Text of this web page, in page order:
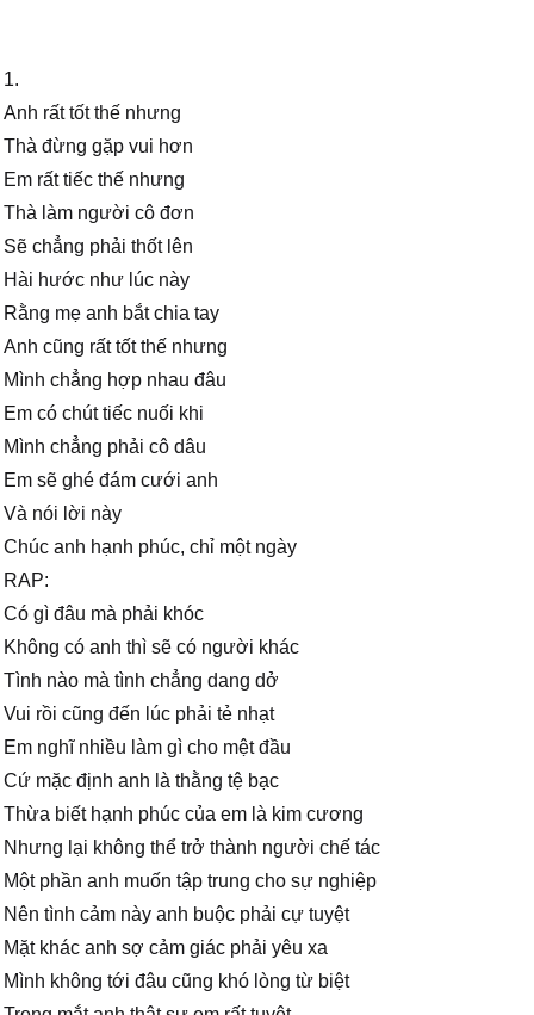
1.
Anh rất tốt thế nhưng
Thà đừng gặp vui hơn
Em rất tiếc thế nhưng
Thà làm người cô đơn
Sẽ chẳng phải thốt lên
Hài hước như lúc này
Rằng mẹ anh bắt chia tay
Anh cũng rất tốt thế nhưng
Mình chẳng hợp nhau đâu
Em có chút tiếc nuối khi
Mình chẳng phải cô dâu
Em sẽ ghé đám cưới anh
Và nói lời này
Chúc anh hạnh phúc, chỉ một ngày
RAP:
Có gì đâu mà phải khóc
Không có anh thì sẽ có người khác
Tình nào mà tình chẳng dang dở
Vui rồi cũng đến lúc phải tẻ nhạt
Em nghĩ nhiều làm gì cho mệt đầu
Cứ mặc định anh là thằng tệ bạc
Thừa biết hạnh phúc của em là kim cương
Nhưng lại không thể trở thành người chế tác
Một phần anh muốn tập trung cho sự nghiệp
Nên tình cảm này anh buộc phải cự tuyệt
Mặt khác anh sợ cảm giác phải yêu xa
Mình không tới đâu cũng khó lòng từ biệt